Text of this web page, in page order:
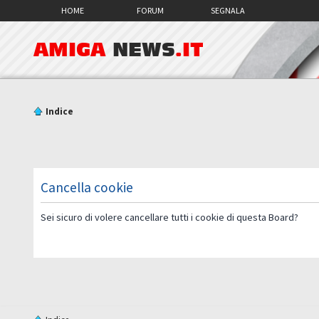
HOME FORUM SEGNALA
AMIGA NEWS.IT
Indice
Cancella cookie
Sei sicuro di volere cancellare tutti i cookie di questa Board?